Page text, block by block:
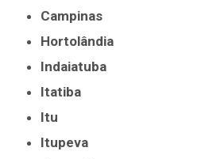
Campinas
Hortolândia
Indaiatuba
Itatiba
Itu
Itupeva